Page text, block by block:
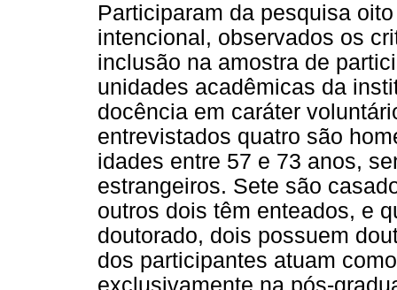
Participaram da pesquisa
intencional, observados os
inclusão na amostra de
unidades acadêmicas da
docência em caráter
entrevistados quatro são
idades entre 57 e 73 anos,
estrangeiros. Sete são
outros dois têm enteados, e
doutorado, dois possuem
dos participantes atuam
exclusivamente na pós-